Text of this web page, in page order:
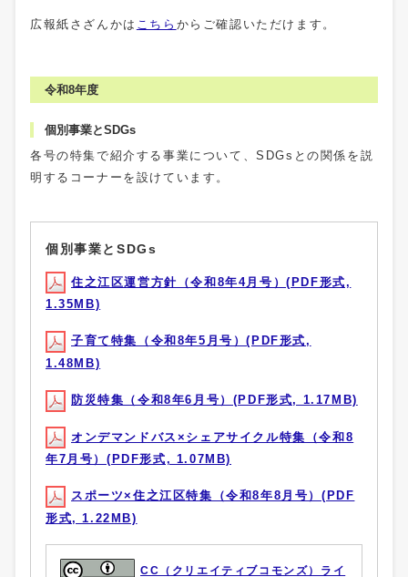
広報紙さざんかは こちら からご確認いただけます。
令和8年度
個別事業とSDGs
各号の特集で紹介する事業について、SDGsとの関係を説
明するコーナーを設けています。
個別事業とSDGs
住之江区運営方針（令和8年4月号）(PDF形式,
1.35MB)
子育て特集（令和8年5月号）(PDF形式,
1.48MB)
防災特集（令和8年6月号）(PDF形式, 1.17MB)
オンデマンドバス×シェアサイクル特集（令和8
年7月号）(PDF形式, 1.07MB)
スポーツ×住之江区特集（令和8年8月号）(PDF
形式, 1.22MB)
CC（クリエイティブコモンズ）ライ